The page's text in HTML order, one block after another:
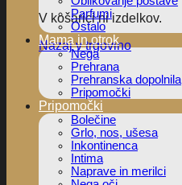
V košarici ni izdelkov.
Nazaj v trgovino
Parfumi
Ostalo
Mama in otrok
Nega
Prehrana
Prehranska dopolnila
Pripomočki
Pripomočki
Bolečine
Grlo, nos, ušesa
Inkontinenca
Intima
Naprave in merilci